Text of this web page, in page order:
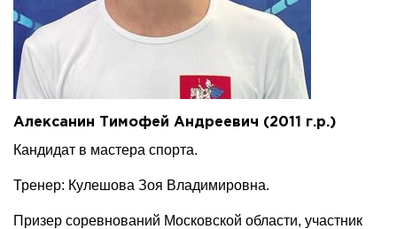
Алексанин Тимофей Андреевич (2011 г.р.)
Кандидат в мастера спорта.
Тренер: Кулешова Зоя Владимировна.
Призер соревнований Московской области, участник